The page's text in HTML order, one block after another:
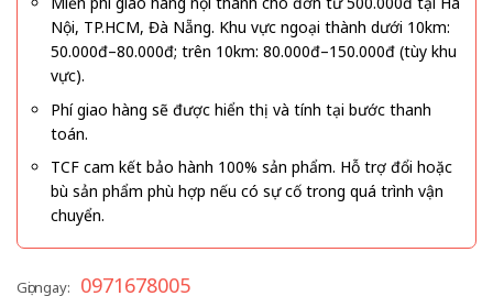
Nội, TP.HCM, Đà Nẵng. Khu vực ngoại thành dưới 10km:
50.000đ–80.000đ; trên 10km: 80.000đ–150.000đ (tùy khu
vực).
Phí giao hàng sẽ được hiển thị và tính tại bước thanh
toán.
TCF cam kết bảo hành 100% sản phẩm. Hỗ trợ đổi hoặc
bù sản phẩm phù hợp nếu có sự cố trong quá trình vận
chuyển.
Gọi ngay: 0971678005